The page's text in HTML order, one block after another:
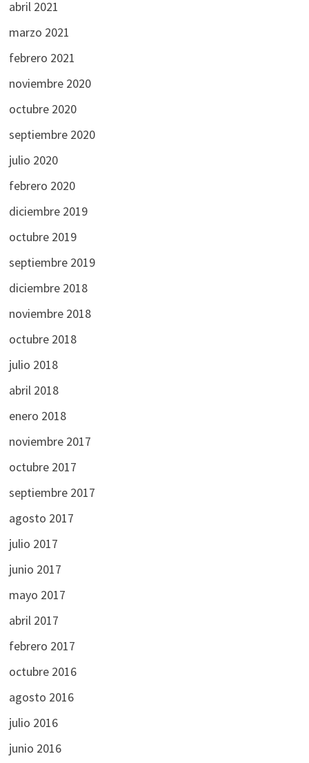
abril 2021
marzo 2021
febrero 2021
noviembre 2020
octubre 2020
septiembre 2020
julio 2020
febrero 2020
diciembre 2019
octubre 2019
septiembre 2019
diciembre 2018
noviembre 2018
octubre 2018
julio 2018
abril 2018
enero 2018
noviembre 2017
octubre 2017
septiembre 2017
agosto 2017
julio 2017
junio 2017
mayo 2017
abril 2017
febrero 2017
octubre 2016
agosto 2016
julio 2016
junio 2016